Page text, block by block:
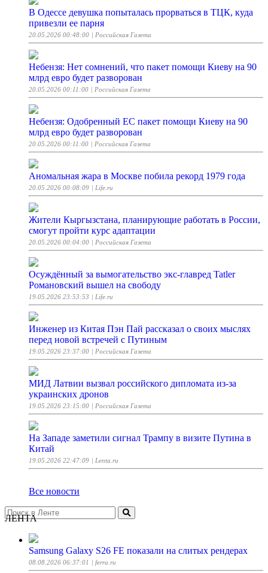
В Одессе девушка попыталась прорваться в ТЦК, куда
привезли ее парня
20.05.2026 00:48:00 | Российская Газета
Небензя: Нет сомнений, что пакет помощи Киеву на 90
млрд евро будет разворован
20.05.2026 00:11:00 | Российская Газета
Небензя: Одобренный ЕС пакет помощи Киеву на 90
млрд евро будет разворован
20.05.2026 00:11:00 | Российская Газета
Аномальная жара в Москве побила рекорд 1979 года
20.05.2026 00:08:09 | Life.ru
Жители Кыргызстана, планирующие работать в России,
смогут пройти курс адаптации
20.05.2026 00:04:00 | Российская Газета
Осуждённый за вымогательство экс-главред Tatler
Романовский вышел на свободу
19.05.2026 23:53:53 | Life.ru
Инженер из Китая Пэн Пай рассказал о своих мыслях
перед новой встречей с Путиным
19.05.2026 23:37:00 | Российская Газета
МИД Латвии вызвал российского дипломата из-за
украинских дронов
19.05.2026 23:15:00 | Российская Газета
На Западе заметили сигнал Трампу в визите Путина в
Китай
19.05.2026 22:47:09 | Lenta.ru
Все новости
ЛЕНТА
Samsung Galaxy S26 FE показали на слитых рендерах
08.08.2026 06:37:01 | ferra.ru